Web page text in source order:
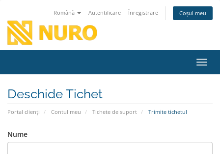
Română Autentificare Înregistrare Coșul meu
Deschide Tichet
Portal clienți Contul meu Tichete de suport Trimite tichetul
Nume